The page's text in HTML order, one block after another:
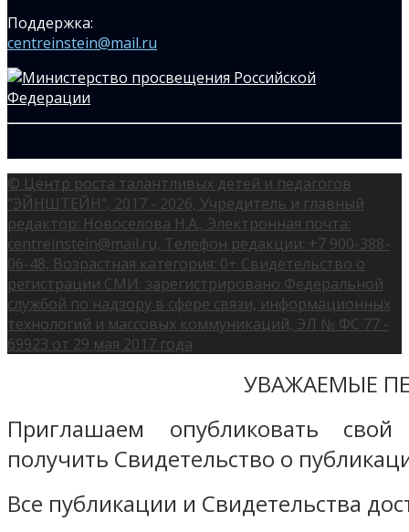
Поддержка:
centreinstein@mail.ru
© Центр роста талантливых детей и педагогов
"ЭЙНШТЕЙН", 2017 - 2026, Учредитель и главный
редактор: Новоселова Н.А., Электронная почта:
centreinstein@mail.ru, Телефон редакции: +7 900-388-
06-48, Возрастная категория: 0+ Свидетельство о
регистрации СМИ: зарегистрировано Федеральной
службой по надзору в сфере связи, информационных
технологий и массовых коммуникаций, ЭЛ № ФС 77 -
69923 от 29 мая 2017 года
УВАЖАЕМЫЕ
Приглашаем опубликовать
получить Свидетельство о
Все публикации и Свидетельства